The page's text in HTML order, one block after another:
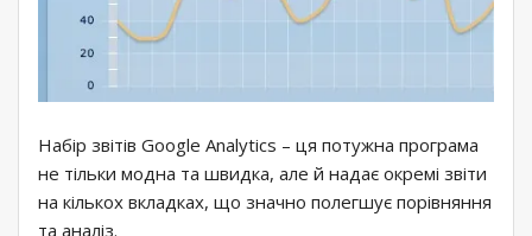
Набір звітів Google Analytics – ця потужна програма
не тільки модна та швидка, але й надає окремі звіти
на кількох вкладках, що значно полегшує порівняння
та аналіз.